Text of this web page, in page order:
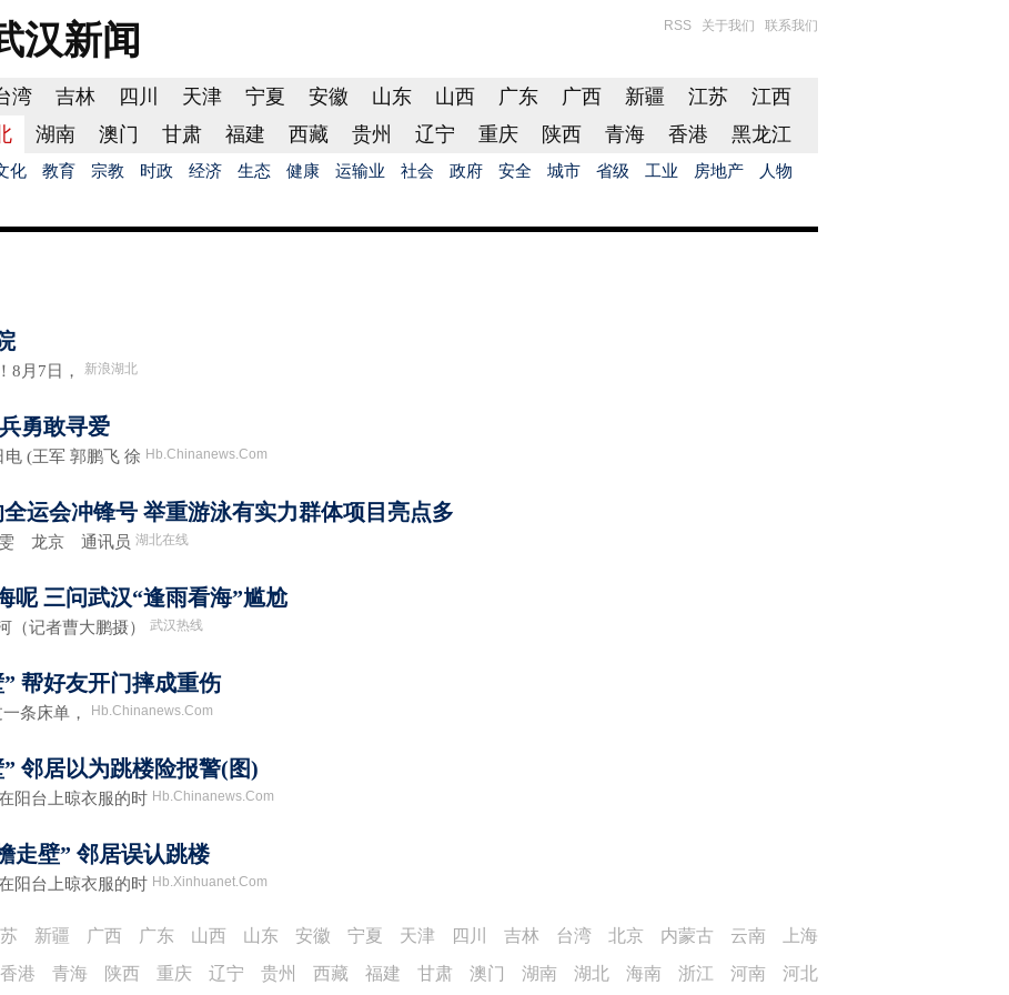
汉新闻 RSS 关于我们 联系我们
湾 吉林 四川 天津 宁夏 安徽 山东 山西 广东 广西 新疆 江苏
江西
湖南 澳门 甘肃 福建 西藏 贵州 辽宁 重庆 陕西 青海 香港 黑龙江
化 教育 宗教 时政 经济 生态 健康 运输业 社会 政府 安全 城市 省级 工业 房地产 人物
月7日， 新浪湖北
勇敢寻爱
(王军 郭鹏飞 徐 Hb.Chinanews.Com
运会冲锋号 举重游泳有实力群体项目亮点多
雯 龙京 通讯员 湖北在线
呢 三问武汉“逢雨看海”尴尬
（记者曹大鹏摄） 武汉热线
帮好友开门摔成重伤
条床单， Hb.Chinanews.Com
邻居以为跳楼险报警(图)
阳台上晾衣服的时 Hb.Chinanews.Com
走壁” 邻居误认跳楼
阳台上晾衣服的时 Hb.Xinhuanet.Com
上海
云南
内蒙古
北京
台湾
吉林
四川
天津
宁夏
安徽
山东
山西
广东
广西
新疆
河北
河南
浙江
海南
湖北
湖南
澳门
甘肃
福建
西藏
贵州
辽宁
重庆
陕西
青海
香港